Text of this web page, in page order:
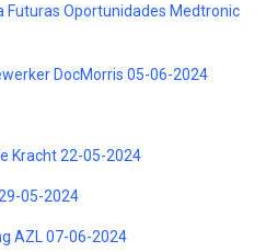
Futuras Oportunidades Medtronic
DocMorris 05-06-2024
Kracht 22-05-2024
05-2024
AZL 07-06-2024